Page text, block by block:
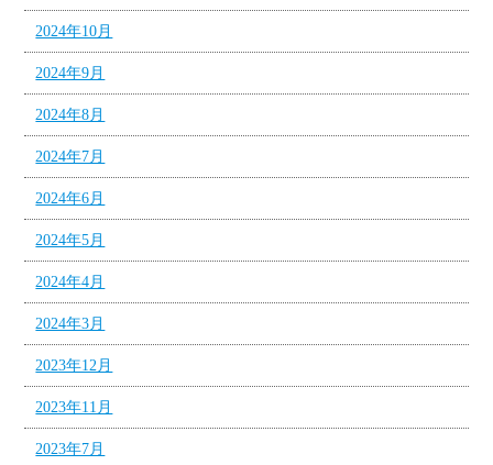
2024年10月
2024年9月
2024年8月
2024年7月
2024年6月
2024年5月
2024年4月
2024年3月
2023年12月
2023年11月
2023年7月